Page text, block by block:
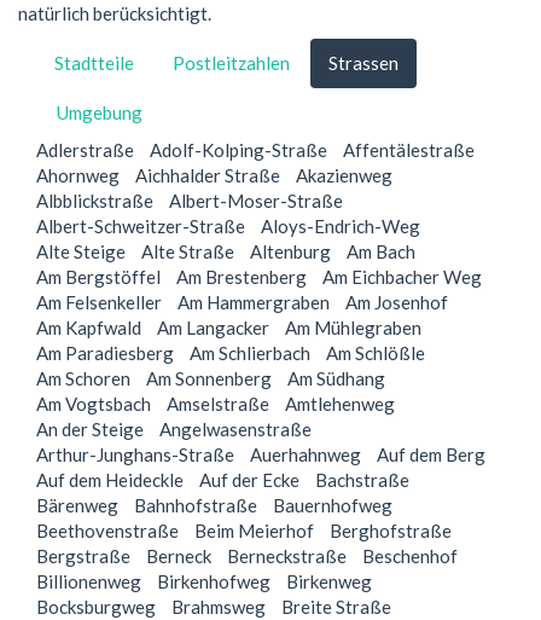
natürlich berücksichtigt.
Stadtteile Postleitzahlen Strassen
Umgebung
Adlerstraße
Adolf-Kolping-Straße
Affentälestraße
Ahornweg
Aichhalder Straße
Akazienweg
Albblickstraße
Albert-Moser-Straße
Albert-Schweitzer-Straße
Aloys-Endrich-Weg
Alte Steige
Alte Straße Altenburg
Am Bach
Am Bergstöffel
Am Brestenberg
Am Eichbacher Weg
Am Felsenkeller
Am Hammergraben
Am Josenhof
Am Kapfwald
Am Langacker
Am Mühlegraben
Am Paradiesberg
Am Schlierbach
Am Schlößle
Am Schoren
Am Sonnenberg
Am Südhang
Am Vogtsbach
Amselstraße
Amtlehenweg
An der Steige
Angelwasenstraße
Arthur-Junghans-Straße
Auerhahnweg
Auf dem Berg
Auf dem Heideckle
Auf der Ecke
Bachstraße
Bärenweg
Bahnhofstraße
Bauernhofweg
Beethovenstraße
Beim Meierhof
Berghofstraße
Bergstraße
Berneck Berneckstraße
Beschenhof
Billionenweg
Birkenhofweg
Birkenweg
Bocksburgweg
Brahmsweg
Breite Straße